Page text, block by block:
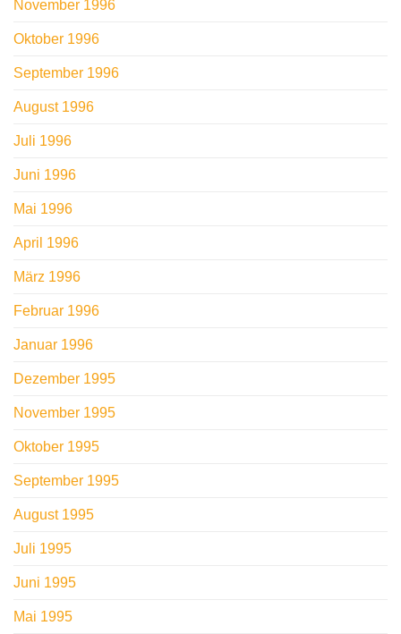
November 1996
Oktober 1996
September 1996
August 1996
Juli 1996
Juni 1996
Mai 1996
April 1996
März 1996
Februar 1996
Januar 1996
Dezember 1995
November 1995
Oktober 1995
September 1995
August 1995
Juli 1995
Juni 1995
Mai 1995